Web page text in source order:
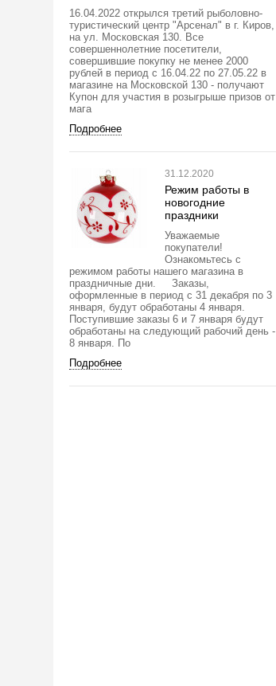
16.04.2022 открылся третий рыболовно-
туристический центр "Арсенал" в г. Киров,
на ул. Московская 130. Все
совершеннолетние посетители,
совершившие покупку не менее 2000
рублей в период с 16.04.22 по 27.05.22 в
магазине на Московской 130 - получают
Купон для участия в розыгрыше призов от
мага
Подробнее
31.12.2020
Режим работы в
новогодние
праздники
Уважаемые
покупатели!
Ознакомьтесь с
режимом работы нашего магазина в
праздничные дни. Заказы,
оформленные в период с 31 декабря по 3
января, будут обработаны 4 января.
Поступившие заказы 6 и 7 января будут
обработаны на следующий рабочий день -
8 января. По
Подробнее